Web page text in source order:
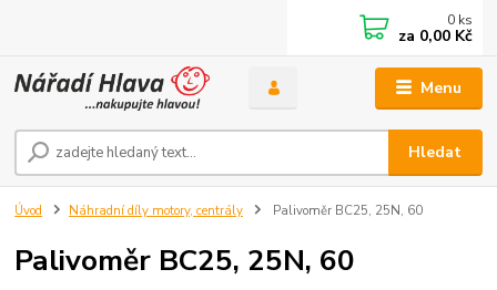
Menu
Hledat
0 ks
za 0,00 Kč
Úvod Náhradní díly motory, centrály Palivoměr BC25, 25N, 60
Palivoměr BC25, 25N, 60